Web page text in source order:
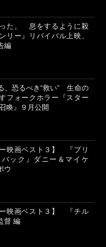
た。 息をするように殺
リー』リバイバル上映、
編
、恐るべき“救い” 生命の
フォークホラー『スター
喚』９月公開
ー映画ベスト３】 『ブリ
ック』ダニー＆マイケ
ウ
ー映画ベスト３】 『チル
督 編